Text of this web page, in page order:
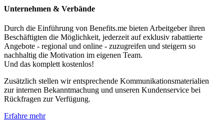
Unternehmen & Verbände
Durch die Einführung von Benefits.me bieten Arbeitgeber ihren
Beschäftigten die Möglichkeit, jederzeit auf exklusiv rabattierte
Angebote - regional und online - zuzugreifen und steigern so
nachhaltig die Motivation im eigenen Team.
Und das komplett kostenlos!
Zusätzlich stellen wir entsprechende Kommunikationsmaterialien
zur internen Bekanntmachung und unseren Kundenservice bei
Rückfragen zur Verfügung.
Erfahre mehr